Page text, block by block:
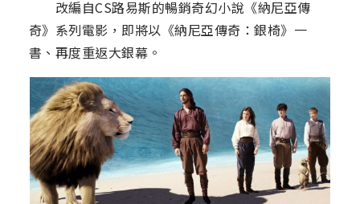
改編自CS路易斯的暢銷奇幻小說《納尼亞傳
奇》系列電影，即將以《納尼亞傳奇：銀椅》一
書、再度重返大銀幕。